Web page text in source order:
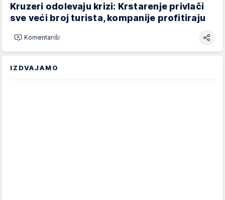
Kruzeri odolevaju krizi: Krstarenje privlači
sve veći broj turista, kompanije profitiraju
Komentariši
IZDVAJAMO